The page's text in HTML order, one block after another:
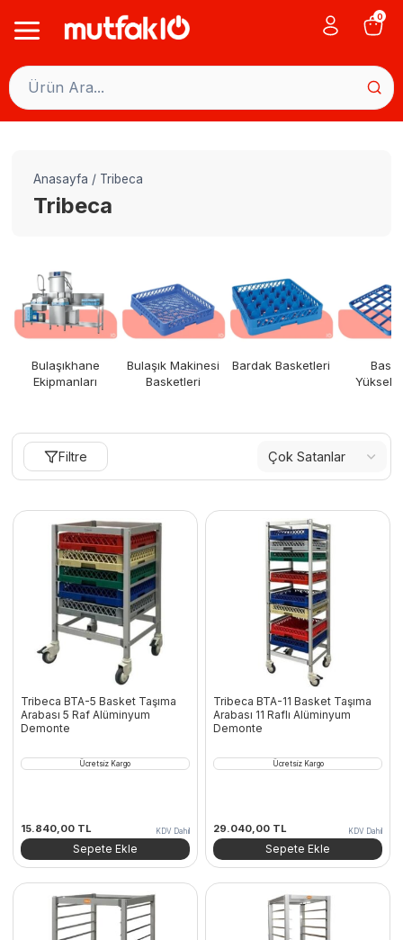
0
Anasayfa / Tribeca
Tribeca
Bulaşıkhane
Ekipmanları
Bulaşık Makinesi
Basketleri
Bardak Basketleri
Filtre
Tribeca BTA-5 Basket Taşıma
Arabası 5 Raf Alüminyum
Demonte
Ücretsiz Kargo
15.840,00 TL KDV Dahil
Sepete Ekle
Tribeca BTA-11 Basket Taşıma
Arabası 11 Raflı Alüminyum
Demonte
Ücretsiz Kargo
29.040,00 TL KDV Dahil
Sepete Ekle